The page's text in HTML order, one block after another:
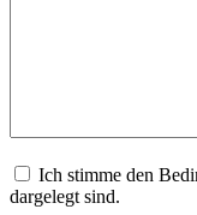
Ich stimme den
dargelegt sind.